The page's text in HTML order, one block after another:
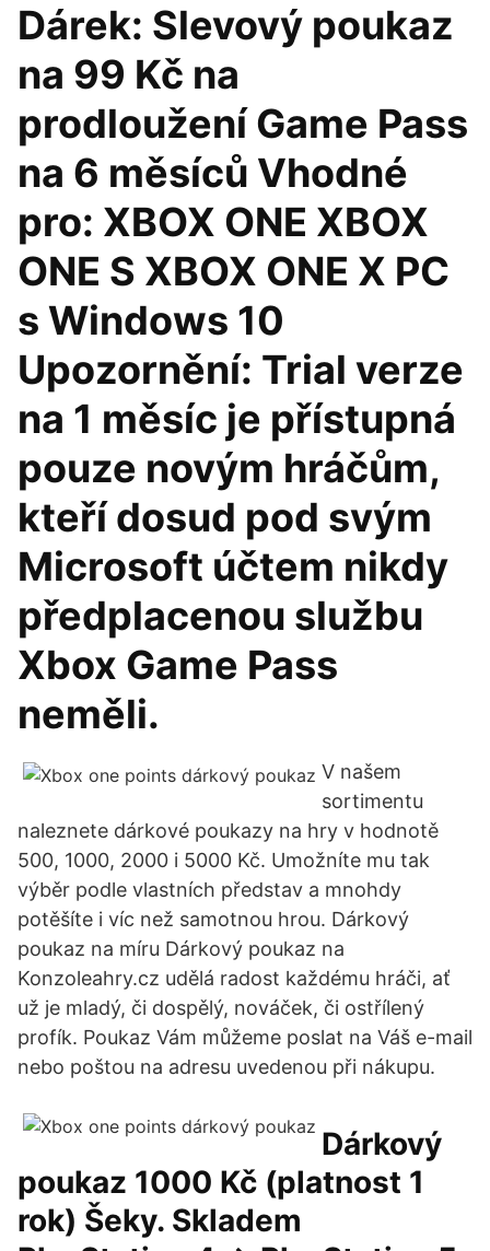
Dárek: Slevový poukaz
na 99 Kč na
prodloužení Game Pass
na 6 měsíců Vhodné
pro: XBOX ONE XBOX
ONE S XBOX ONE X PC
s Windows 10
Upozornění: Trial verze
na 1 měsíc je přístupná
pouze novým hráčům,
kteří dosud pod svým
Microsoft účtem nikdy
předplacenou službu
Xbox Game Pass
neměli.
V našem
sortimentu
naleznete dárkové poukazy na hry v hodnotě
500, 1000, 2000 i 5000 Kč. Umožníte mu tak
výběr podle vlastních představ a mnohdy
potěšíte i víc než samotnou hrou. Dárkový
poukaz na míru Dárkový poukaz na
Konzoleahry.cz udělá radost každému hráči, ať
už je mladý, či dospělý, nováček, či ostřílený
profík. Poukaz Vám můžeme poslat na Váš e-mail
nebo poštou na adresu uvedenou při nákupu.
Dárkový
poukaz 1000 Kč (platnost 1
rok) Šeky. Skladem